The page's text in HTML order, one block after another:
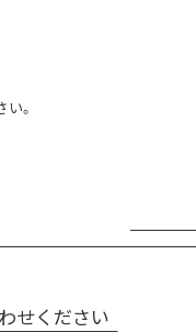
。
せください